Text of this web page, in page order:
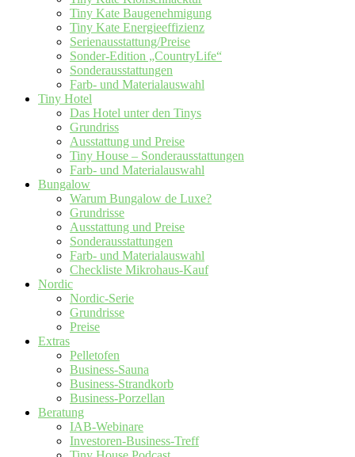
Tiny Kate Baugenehmigung
Tiny Kate Energieeffizienz
Serienausstattung/Preise
Sonder-Edition „CountryLife“
Sonderausstattungen
Farb- und Materialauswahl
Tiny Hotel
Das Hotel unter den Tinys
Grundriss
Ausstattung und Preise
Tiny House – Sonderausstattungen
Farb- und Materialauswahl
Bungalow
Warum Bungalow de Luxe?
Grundrisse
Ausstattung und Preise
Sonderausstattungen
Farb- und Materialauswahl
Checkliste Mikrohaus-Kauf
Nordic
Nordic-Serie
Grundrisse
Preise
Extras
Pelletofen
Business-Sauna
Business-Strandkorb
Business-Porzellan
Beratung
IAB-Webinare
Investoren-Business-Treff